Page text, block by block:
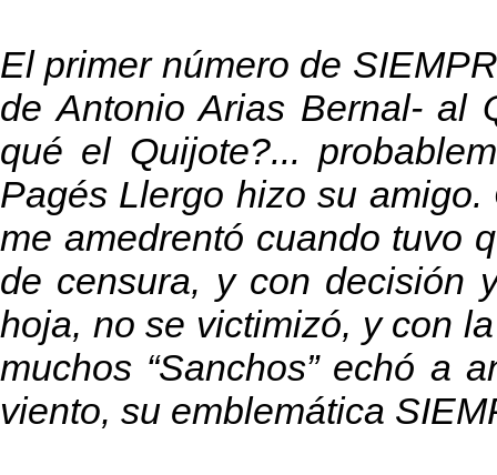
El primer número de
de Antonio Arias Bernal- al
qué el Quijote?...
Pagés Llergo hizo su
me amedrentó cuando tuvo
de censura, y con decisión
hoja, no se victimizó, y con
muchos “Sanchos” echó a
viento, su emblemática